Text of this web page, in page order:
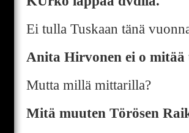
Ei tulla Tuskaan tänä
Anita Hirvonen ei o
Mutta millä mittarilla?
Mitä muuten Törösen